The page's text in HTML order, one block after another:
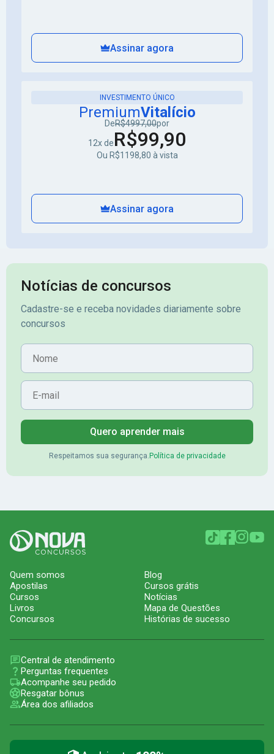
Assinar agora
INVESTIMENTO ÚNICO
PremiumVitalício
DeR$4997,00por
12x deR$99,90
Ou R$1198,80 à vista
Assinar agora
Notícias de concursos
Cadastre-se e receba novidades diariamente sobre
concursos
Nome
E-mail
Quero aprender mais
Respeitamos sua segurança. Política de privacidade
Quem somos
Apostilas
Cursos
Livros
Concursos
Blog
Cursos grátis
Notícias
Mapa de Questões
Histórias de sucesso
Central de atendimento
Perguntas frequentes
Acompanhe seu pedido
Resgatar bônus
Área dos afiliados